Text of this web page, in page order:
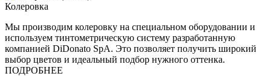
Колеровка
Мы производим колеровку на специальном оборудовании и
используем тинтометрическую систему разработанную
компанией DiDonato SpA. Это позволяет получить широкий
выбор цветов и идеальный подбор нужного оттенка.
ПОДРОБНЕЕ